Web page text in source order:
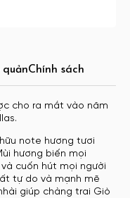
Chính sách
cho ra mắt vào năm
note hương tươi
hương biến mọi
cuốn hút mọi người
tự do và mạnh mẽ
giúp chàng trai Giò